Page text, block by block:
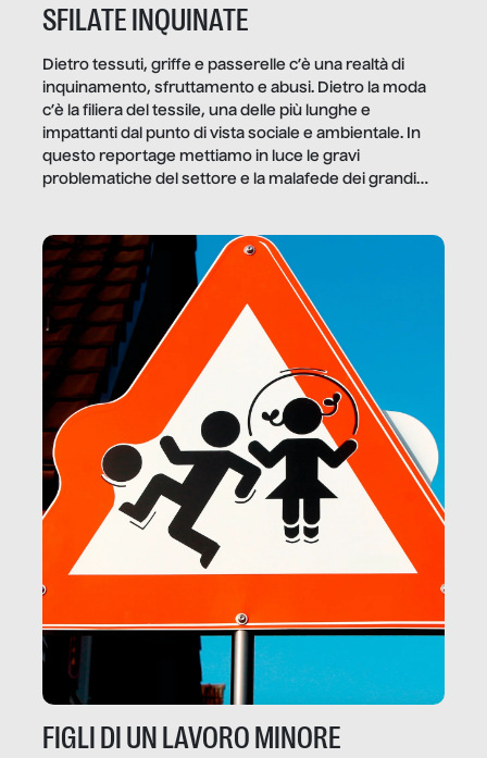
SFILATE INQUINATE
Dietro tessuti, griffe e passerelle c’è una realtà di
inquinamento, sfruttamento e abusi. Dietro la moda
c’è la filiera del tessile, una delle più lunghe e
impattanti dal punto di vista sociale e ambientale. In
questo reportage mettiamo in luce le gravi
problematiche del settore e la malafede dei grandi
FIGLI DI UN LAVORO MINORE